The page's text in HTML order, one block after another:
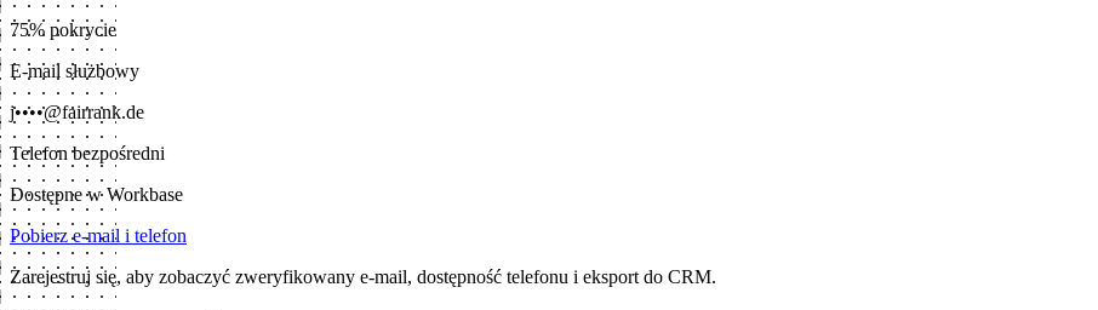
75% pokrycie
E-mail służbowy
j••••@fairrank.de
Telefon bezpośredni
Dostępne w Workbase
Pobierz e-mail i telefon
Zarejestruj się, aby zobaczyć zweryfikowany e-mail, dostępność telefonu i eksport do CRM.